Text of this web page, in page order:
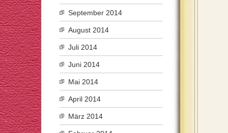
September 2014
August 2014
Juli 2014
Juni 2014
Mai 2014
April 2014
März 2014